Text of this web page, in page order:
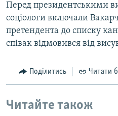
Перед президентськими
соціологи включали
претендента до списку
співак відмовився від
Поділитись Читати
Читайте також